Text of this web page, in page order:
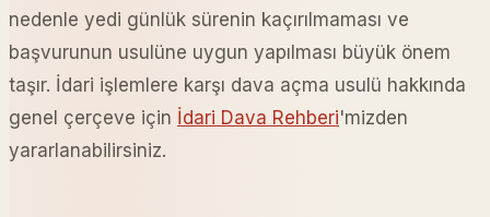
nedenle yedi günlük sürenin kaçırılmaması ve
başvurunun usulüne uygun yapılması büyük önem
taşır. İdari işlemlere karşı dava açma usulü hakkında
genel çerçeve için İdari Dava Rehberi'mizden
yararlanabilirsiniz.